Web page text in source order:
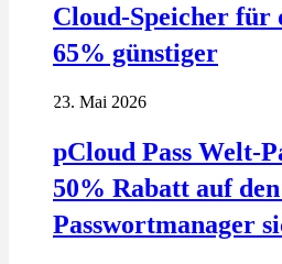
Cloud-Speicher für
65% günstiger
23. Mai 2026
pCloud Pass Welt-
50% Rabatt auf
Passwortmanager